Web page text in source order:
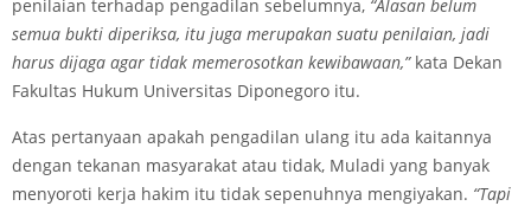
penilaian terhadap pengadilan sebelumnya, “Alasan belum
semua bukti diperiksa, itu juga merupakan suatu penilaian, jadi
harus dijaga agar tidak memerosotkan kewibawaan,”kata Dekan
Fakultas Hukum Universitas Diponegoro itu.
Atas pertanyaan apakah pengadilan ulang itu ada kaitannya
dengan tekanan masyarakat atau tidak, Muladi yang banyak
menyoroti kerja hakim itu tidak sepenuhnya mengiyakan. “Tapi